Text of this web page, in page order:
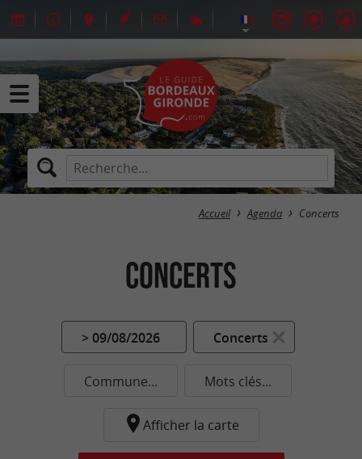
Accueil Agenda Concerts
Concerts
> 09/08/2026 Concerts
Commune... Mots clés...
Afficher la carte